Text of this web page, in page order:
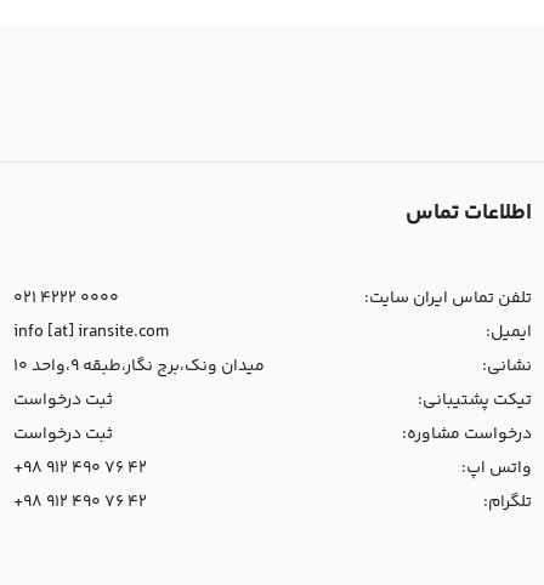
اطلاعات تماس
تلفن تماس ایران سایت:
021 4222 0000
ایمیل:
info [at] iransite.com
نشانی:
میدان ونک،برج نگار،طبقه 9،واحد 10
تیکت پشتیبانی:
ثبت درخواست
درخواست مشاوره:
ثبت درخواست
واتس اپ:
+98 912 490 76 42
تلگرام:
+98 912 490 76 42